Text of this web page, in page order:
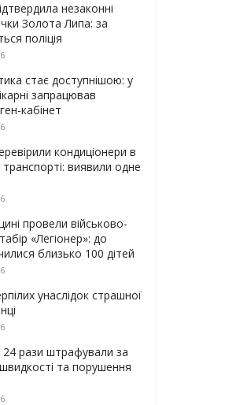
незаконні
Золота Липа: за
поліція
стає доступнішою: у
запрацював
кабінет
кондиціонери в
виявили одне
провели військово-
«Легіонер»: до
близько 100 дітей
унаслідок страшної
рази штрафували за
та порушення